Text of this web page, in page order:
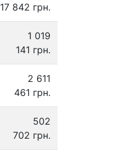
17 842 грн.
1 019
141 грн.
2 611
461 грн.
502
702 грн.